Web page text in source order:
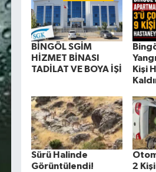
BİNGÖL SGİM
HİZMET BİNASI
TADİLAT VE BOYA İŞİ
Kişi
Sürü Halinde
Görüntülendi!
2